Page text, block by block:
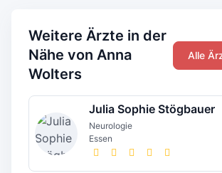
Weitere Ärzte in der
Nähe von Anna
Wolters
Alle
Julia Sophie Stögbauer
Neurologie
Essen